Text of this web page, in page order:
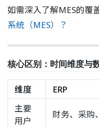
如需深入了解MES的覆
系统（MES）？
核心区别：时间维度与
维度 ERP
主要
用户
财务、采购